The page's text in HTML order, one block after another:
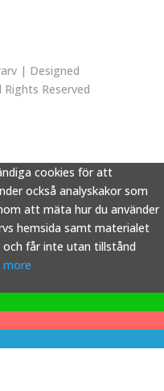
| Designed
Rights Reserved
cookies för att
också analyskakor som
att mäta hur du använder
hemsida samt materialet
och får inte utan tillstånd
more